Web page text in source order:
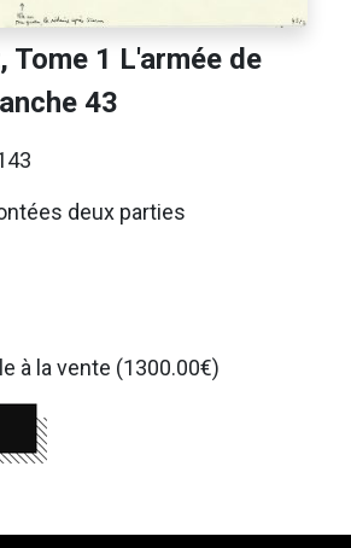
Tome 1 L'armée de
43
deux parties
à la vente (1300.00€)